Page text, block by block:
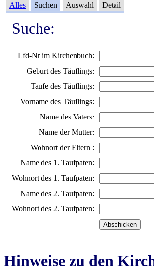
Alles Suchen Auswahl Detail
Suche:
Lfd-Nr im Kirchenbuch:
Geburt des Täuflings:
Taufe des Täuflings:
Vorname des Täuflings:
Name des Vaters:
Name der Mutter:
Wohnort der Eltern :
Name des 1. Taufpaten:
Wohnort des 1. Taufpaten:
Name des 2. Taufpaten:
Wohnort des 2. Taufpaten:
Hinweise zu den